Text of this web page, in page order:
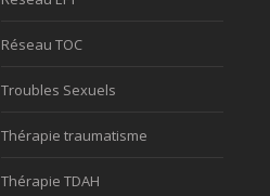
Réseau TOC
Troubles Sexuels
Thérapie traumatisme
Thérapie TDAH